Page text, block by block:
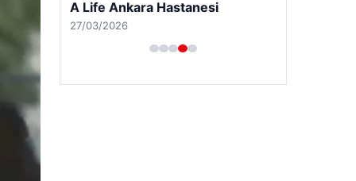
A Life Pursaklar Hastanesi